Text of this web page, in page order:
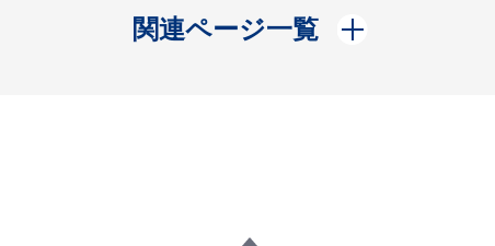
関連ページ一覧
開く